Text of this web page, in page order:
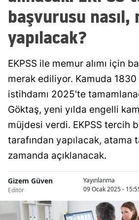
başvurusu nasıl,
yapılacak?
EKPSS ile memur alımı için
merak ediliyor. Kamuda
istihdamı 2025'te
Göktaş, yeni yılda engelli
müjdesi verdi. EKPSS tercih
tarafından yapılacak, atama
zamanda açıklanacak.
Gizem Güven
Editör
Yayınlanma
09 Ocak 2025 -